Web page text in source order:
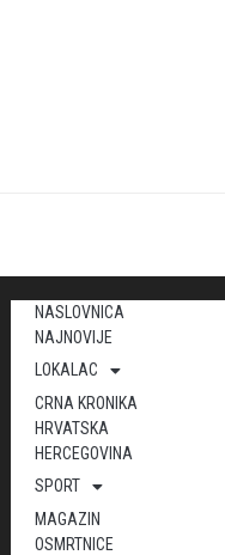
NASLOVNICA
NAJNOVIJE
LOKALAC
CRNA KRONIKA
HRVATSKA
HERCEGOVINA
SPORT
MAGAZIN
OSMRTNICE